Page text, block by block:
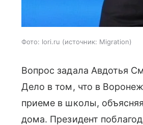
Фото: lori.ru источник: Migration
Вопрос задала Авдотья
Дело в том, что в
приеме в школы,
дома. Президент